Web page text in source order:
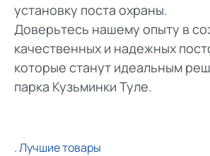
установку поста охраны.
Доверьтесь нашему опыту в
качественных и надежных
которые станут идеальным
парка Кузьминки Туле.
Лучшие товары